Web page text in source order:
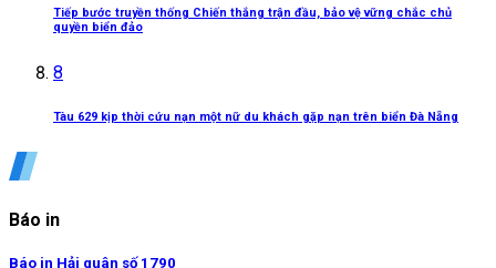
Tiếp bước truyền thống Chiến thắng trận đầu, bảo vệ vững chắc chủ
quyền biển đảo
8
Tàu 629 kịp thời cứu nạn một nữ du khách gặp nạn trên biển Đà Nẵng
Báo in
Báo in Hải quân số 1790